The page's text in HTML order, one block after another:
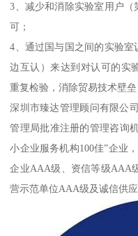
3、减少和消除实验室用户
可；
4、通过国与国之间的实验
边互认）来达到对认可的实
重复检验，消除贸易技术壁垒
深圳市臻达管理顾问有限公
管理局批准注册的管理咨询
小企业服务机构100佳”企业
企业AAA级、资信等级AAA
营示范单位AAA级及诚信供应